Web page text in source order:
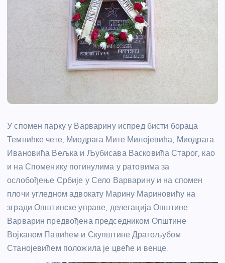
У спомен парку у Варварину испред бисти бораца
Темнићке чете, Миодрага Мите Милојевића, Миодрага
Ивановића Вељка и Љубисава Васковића Старог, као
и на Споменику погинулима у ратовима за
ослобођење Србије у Село Варварину и на спомен
плочи угледном адвокату Марину Мариновићу на
згради Општинске управе, делегација Општине
Варварин предвођена председником Општине
Војканом Павићем и Скупштине Драгољубом
Станојевићем положила је цвеће и венце.